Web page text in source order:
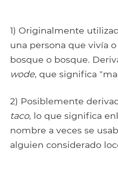
1) Originalmente
una persona que vivía
bosque o bosque.
wode, que significa
2) Posiblemente
taco, lo que significa
nombre a veces se
alguien considerado